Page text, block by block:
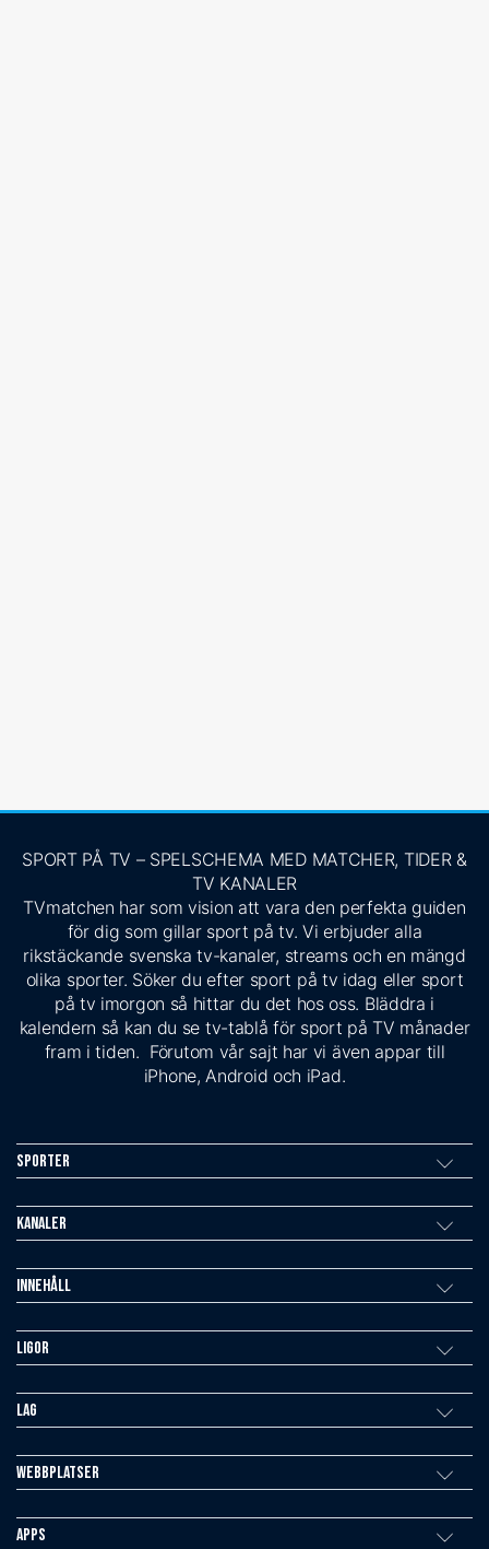
SPORT PÅ TV – SPELSCHEMA MED MATCHER, TIDER &
TV KANALER
TVmatchen har som vision att vara den perfekta guiden
för dig som gillar sport på tv. Vi erbjuder alla
rikstäckande svenska tv-kanaler, streams och en mängd
olika sporter. Söker du efter sport på tv idag eller sport
på tv imorgon så hittar du det hos oss. Bläddra i
kalendern så kan du se tv-tablå för sport på TV månader
fram i tiden. Förutom vår sajt har vi även appar till
iPhone, Android och iPad.
Sporter
Kanaler
Innehåll
Ligor
Lag
Webbplatser
Apps